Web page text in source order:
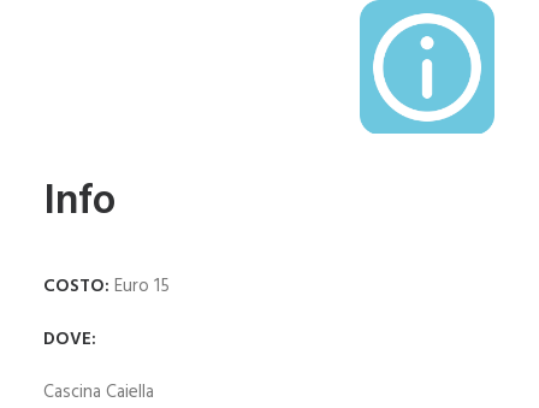
Info
COSTO: Euro 15
DOVE:
Cascina Caiella